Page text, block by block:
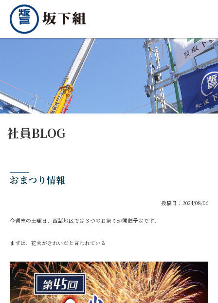
社員BLOG
おまつり情報
投稿日：2024/08/06
今週末の土曜日、西諸地区では３つのお祭りが開催予定です。
まずは、花火がきれいだと言われている